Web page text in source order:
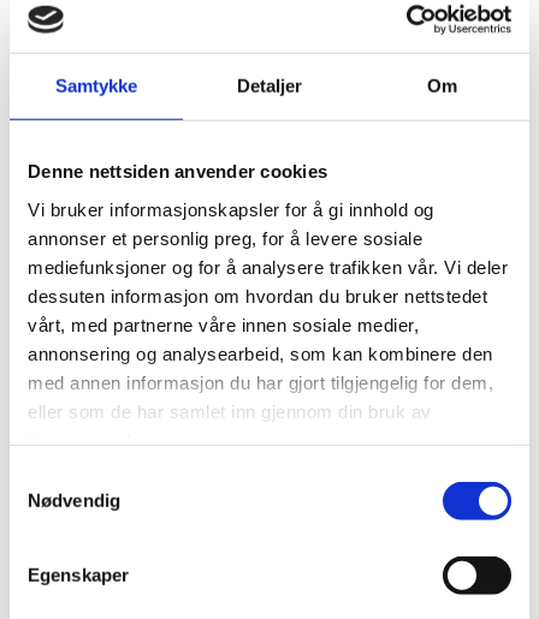
Samtykke Detaljer Om
Denne nettsiden anvender cookies
Vi bruker informasjonskapsler for å gi innhold og
annonser et personlig preg, for å levere sosiale
mediefunksjoner og for å analysere trafikken vår. Vi deler
dessuten informasjon om hvordan du bruker nettstedet
vårt, med partnerne våre innen sosiale medier,
annonsering og analysearbeid, som kan kombinere den
med annen informasjon du har gjort tilgjengelig for dem,
eller som de har samlet inn gjennom din bruk av
Nødvendig
Egenskaper
Utvalg (5-6 pers x 4)
Utvalg for næring og samfunn
Utvalg for utdanning og kultur
Arbeider med aktuelle saker innenfor sine respektive
satsingsområder
Består av valgte representanter fra Helgelandsrådet, ledes
av en ordfører
Helgelandstinget (86 pers)
Årlig politisk møteplass for helgelandskommunene med
Deltakerkommunene inviteres til å stille med sitt
Ordfører og opposisjonsleder har i tillegg stemmerett